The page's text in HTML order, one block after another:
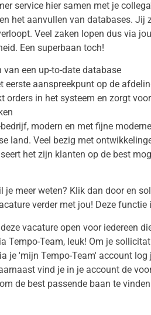
service hier samen met je
het aanvullen van databases.
Veel zaken lopen dus via
Een superbaan toch!
van een up-to-date database
eerste aanspreekpunt op de
orders in het systeem en zorgt
modern en met fijne
land. Veel bezig met
het zijn klanten op de best
je meer weten? Klik dan door en
verder met jou! Deze functie
vacature open voor iedereen
Tempo-Team, leuk! Om je
je 'mijn Tempo-Team' account
vind je in je account de
de best passende baan te